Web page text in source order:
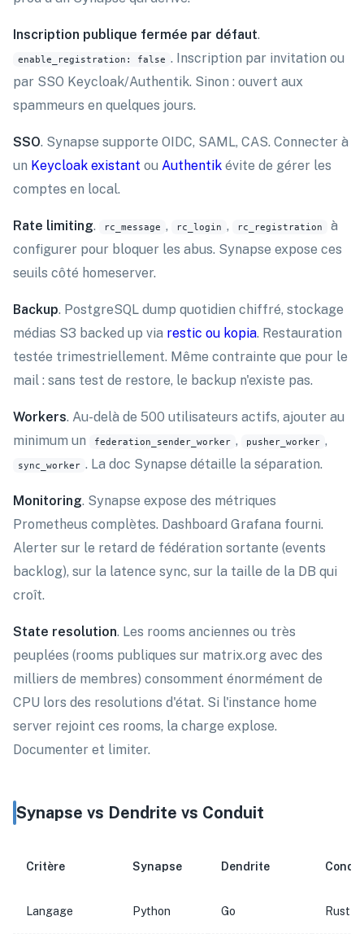
Inscription publique fermée par défaut.
enable_registration: false . Inscription par invitation ou
par SSO Keycloak/Authentik. Sinon : ouvert aux
spammeurs en quelques jours.
SSO. Synapse supporte OIDC, SAML, CAS. Connecter à
un Keycloak existant ou Authentik évite de gérer les
comptes en local.
Rate limiting. rc_message , rc_login , rc_registration
à
configurer pour bloquer les abus. Synapse expose ces
seuils côté homeserver.
Backup. PostgreSQL dump quotidien chiffré, stockage
médias S3 backed up via restic ou kopia. Restauration
testée trimestriellement. Même contrainte que pour le
mail : sans test de restore, le backup n'existe pas.
Workers. Au-delà de 500 utilisateurs actifs, ajouter au
minimum un
federation_sender_worker , pusher_worker ,
sync_worker . La doc Synapse détaille la séparation.
Monitoring. Synapse expose des métriques
Prometheus complètes. Dashboard Grafana fourni.
Alerter sur le retard de fédération sortante (events
backlog), sur la latence sync, sur la taille de la DB qui
croît.
State resolution. Les rooms anciennes ou très
peuplées (rooms publiques sur matrix.org avec des
milliers de membres) consomment énormément de
CPU lors des resolutions d'état. Si l'instance home
server rejoint ces rooms, la charge explose.
Documenter et limiter.
Synapse vs Dendrite vs Conduit
Critère Synapse Dendrite
Langage Python Go Rust